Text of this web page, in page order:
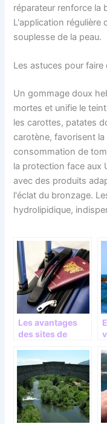
réparateur renforce la
L'application régulière
souplesse de la peau.
Les astuces pour
Un gommage doux
mortes et unifie le
les carottes, patates
carotène, favorisent
consommation de
la protection face aux
avec des produits
l'éclat du bronzage.
hydrolipidique,
Les avantages
des sites de